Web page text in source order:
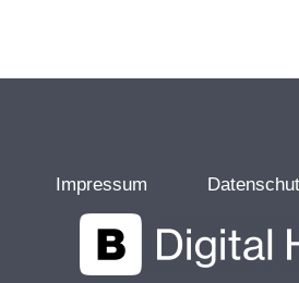
Impressum